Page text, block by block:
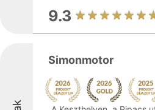
9.3
Simonmotor